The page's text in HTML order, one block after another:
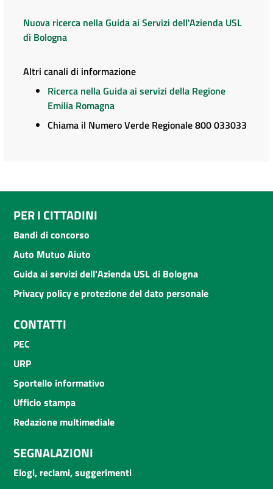
Nuova ricerca nella Guida ai Servizi dell'Azienda USL
di Bologna
Altri canali di informazione
Ricerca nella Guida ai servizi della Regione
Emilia Romagna
Chiama il Numero Verde Regionale 800 033033
PER I CITTADINI
Bandi di concorso
Auto Mutuo Aiuto
Guida ai servizi dell'Azienda USL di Bologna
Privacy policy e protezione del dato personale
CONTATTI
PEC
URP
Sportello informativo
Ufficio stampa
Redazione multimediale
SEGNALAZIONI
Elogi, reclami, suggerimenti